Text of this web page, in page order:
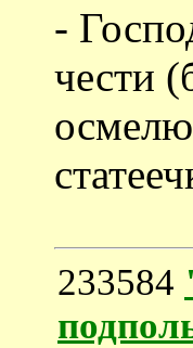
-
чести
233584